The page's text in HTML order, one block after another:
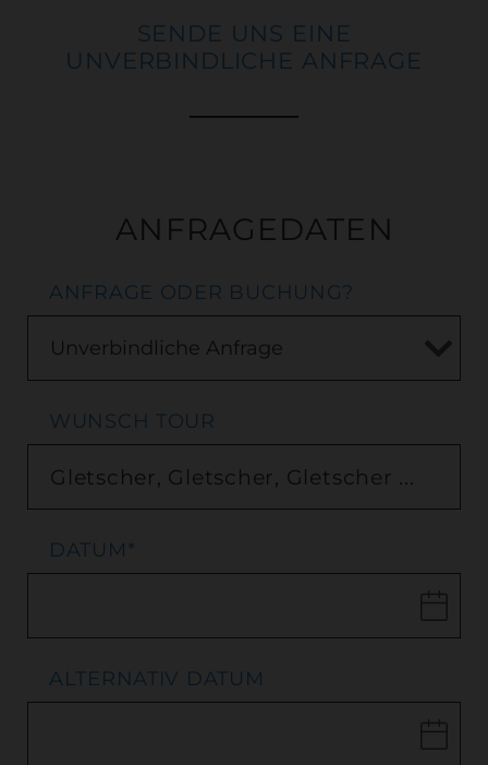
SENDE UNS EINE
UNVERBINDLICHE ANFRAGE
ANFRAGEDATEN
ANFRAGE ODER BUCHUNG?
WUNSCH TOUR
DATUM *
ALTERNATIV DATUM